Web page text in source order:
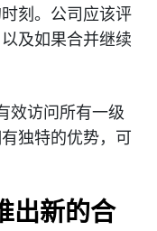
刻。公司应该评
及如果合并继续
效访问所有一级
独特的优势，可
出新的合